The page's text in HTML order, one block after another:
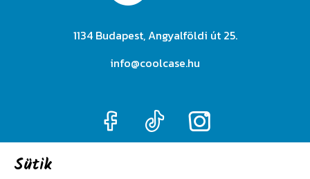
1134 Budapest, Angyalföldi út 25.
info@coolcase.hu
Sütik